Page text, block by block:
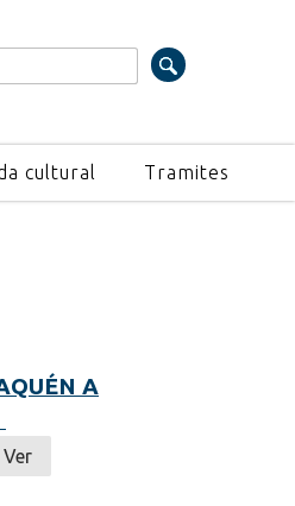
de búsqueda
cultural Tramites
A
Ver